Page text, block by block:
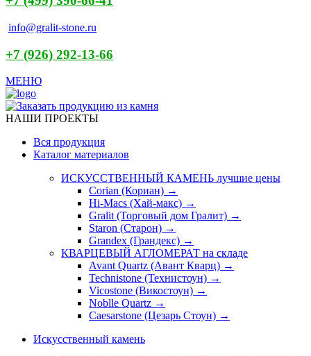
info@gralit-stone.ru
+7 (926) 292-13-66
МЕНЮ
НАШИ ПРОЕКТЫ
Вся продукция
Каталог материалов
ИСКУССТВЕННЫЙ КАМЕНЬ лучшие цены
Corian (Кориан) →
Hi-Macs (Хай-макс) →
Gralit (Торговый дом Гралит) →
Staron (Старон) →
Grandex (Грандекс) →
КВАРЦЕВЫЙ АГЛОМЕРАТ на складе
Avant Quartz (Авант Кварц) →
Technistone (Технистоун) →
Vicostone (Викостоун) →
Noblle Quartz →
Caesarstone (Цезарь Стоун) →
Искусственный камень